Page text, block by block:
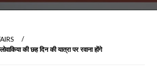
की छह दिन की यात्रा पर रवाना होंगे